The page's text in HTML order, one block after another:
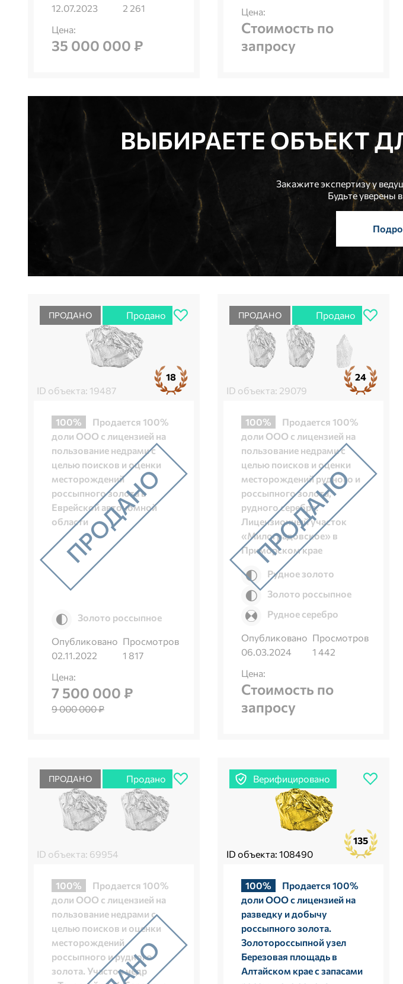
12.07.2023
2 261
Цена:
35 000 000 ₽
Цена:
Стоимость по
запросу
ВЫБИРАЕТЕ ОБЪЕКТ
Закажите экспертизу у
Будьте уверены
ПРОДАНО Продано
ID объекта: 19487
18
100%
Продается 100%
доли ООО с лицензией на
пользование недрами с
целью поисков и оценки
месторождений
россыпного золота в
Еврейской автономной
области
Золото россыпное
Опубликовано
02.11.2022
Просмотров
1 817
Цена:
7 500 000 ₽
9 000 000 ₽
ПРОДАНО Продано
ID объекта: 29079
24
100%
Продается 100%
доли ООО с лицензией на
пользование недрами с
целью поисков и оценки
месторождений рудного и
россыпного золота,
рудного серебра.
Лицензионный участок
«Милоградовское» в
Приморском крае
Рудное золото
Золото россыпное
Рудное серебро
Опубликовано
06.03.2024
Просмотров
1 442
Цена:
Стоимость по
запросу
ПРОДАНО Продано
ID объекта: 69954
100%
Продается 100%
доли ООО с лицензией на
пользование недрами с
целью поисков и оценки
месторождений
россыпного и рудного
золота. Участок недр
Верифицировано
ID объекта: 108490
135
100%
Продается 100%
доли ООО с лицензией на
разведку и добычу
россыпного золота.
Золотороссыпной узел
Березовая площадь в
Алтайском крае с запасами